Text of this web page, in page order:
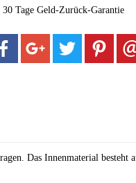
30 Tage Geld-Zurück-Garantie
Das Innenmaterial